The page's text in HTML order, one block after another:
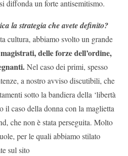
diffonda un forte antisemitismo.
la strategia che avete definito?
cultura, abbiamo svolto un grande
delle forze dell’ordine,
Nel caso dei primi, spesso
a nostro avviso discutibili, che
sotto la bandiera della ‘libertà
il caso della donna con la maglietta
che non è stata perseguita. Molto
per le quali abbiamo stilato
sul sito